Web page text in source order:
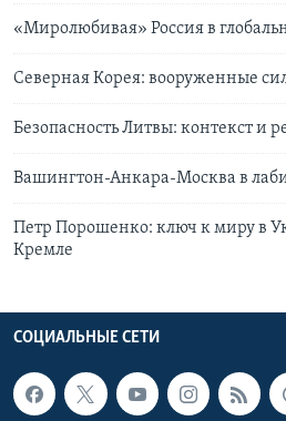
«Миролюбивая» Россия в
Северная Корея: вооруженные
Безопасность Литвы: контекст и
Вашингтон-Анкара-Москва в
Петр Порошенко: ключ к миру в
Кремле
СОЦИАЛЬНЫЕ СЕТИ